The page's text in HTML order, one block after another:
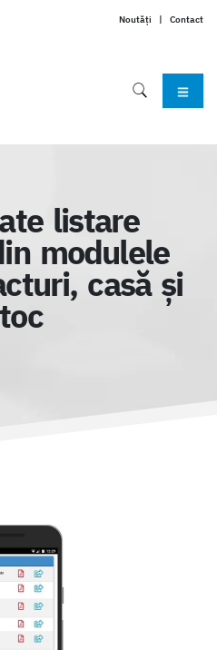
Noutăți | Contact
listare
modulele
casă și